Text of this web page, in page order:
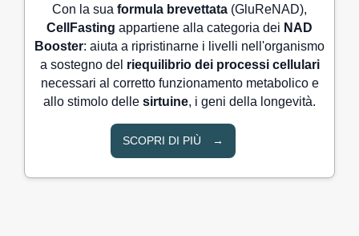
Con la sua formula brevettata (GluReNAD),
CellFasting appartiene alla categoria dei NAD
Booster: aiuta a ripristinarne i livelli nell'organismo
a sostegno del riequilibrio dei processi cellulari
necessari al corretto funzionamento metabolico e
allo stimolo delle sirtuine, i geni della longevità.
SCOPRI DI PIÙ